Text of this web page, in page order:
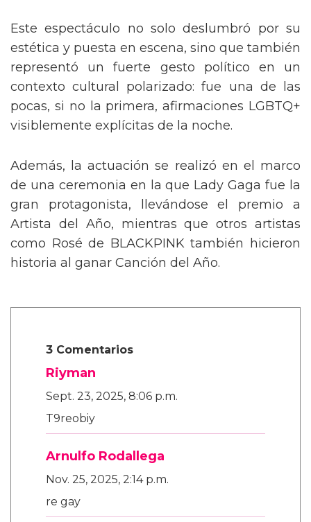
Este espectáculo no solo deslumbró por su
estética y puesta en escena, sino que también
representó un fuerte gesto político en un
contexto cultural polarizado: fue una de las
pocas, si no la primera, afirmaciones LGBTQ+
visiblemente explícitas de la noche.
Además, la actuación se realizó en el marco
de una ceremonia en la que Lady Gaga fue la
gran protagonista, llevándose el premio a
Artista del Año, mientras que otros artistas
como Rosé de BLACKPINK también hicieron
historia al ganar Canción del Año.
Riyman
Arnulfo Rodallega